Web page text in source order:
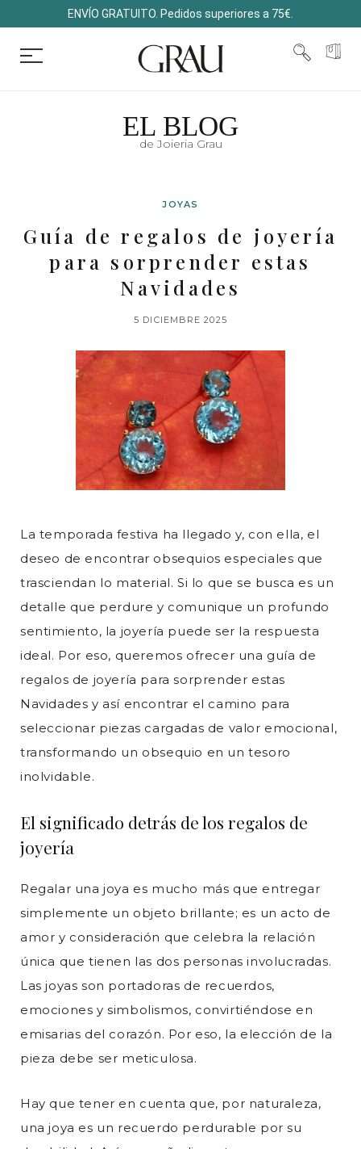
ENVÍO GRATUITO. Pedidos superiores a 75€.
EL BLOG
de Joieria Grau
JOYAS
Guía de regalos de joyería
para sorprender estas
Navidades
5 DICIEMBRE 2025
La temporada festiva ha llegado y, con ella, el
deseo de encontrar obsequios especiales que
trasciendan lo material. Si lo que se busca es un
detalle que perdure y comunique un profundo
sentimiento, la joyería puede ser la respuesta
ideal. Por eso, queremos ofrecer una guía de
regalos de joyería para sorprender estas
Navidades y así encontrar el camino para
seleccionar piezas cargadas de valor emocional,
transformando un obsequio en un tesoro
inolvidable.
El significado detrás de los regalos de
joyería
Regalar una joya es mucho más que entregar
simplemente un objeto brillante; es un acto de
amor y consideración que celebra la relación
única que tienen las dos personas involucradas.
Las joyas son portadoras de recuerdos,
emociones y simbolismos, convirtiéndose en
emisarias del corazón. Por eso, la elección de la
pieza debe ser meticulosa.
Hay que tener en cuenta que, por naturaleza,
una joya es un recuerdo perdurable por su